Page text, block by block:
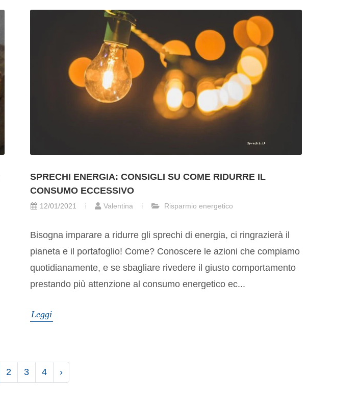
SPRECHI ENERGIA: CONSIGLI SU COME RIDURRE IL
CONSUMO ECCESSIVO
12/01/2021 Valentina Risparmio energetico
Bisogna imparare a ridurre gli sprechi di energia, ci ringrazierà il
pianeta e il portafoglio! Come? Conoscere le azioni che compiamo
quotidianamente, e se sbagliare rivedere il giusto comportamento
prestando più attenzione al consumo energetico ec...
Leggi
2 3 4 ›